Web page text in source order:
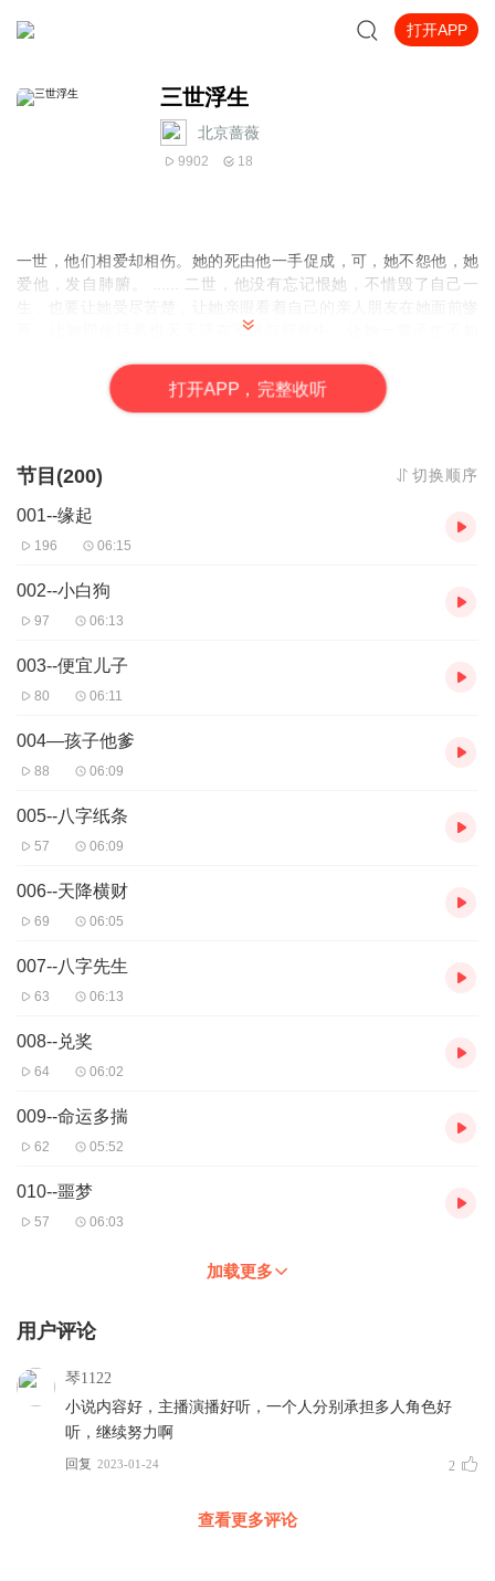
打开APP
三世浮生
北京蔷薇
9902 18
一世，他们相爱却相伤。她的死由他一手促成，可，她不怨他，她
爱他，发自肺腑。 ...... 二世，他没有忘记恨她，不惜毁了自己一
死，让她即使活着也天天活在恐惧与煎熬中，让她一辈子生不如
得善终，今生我要你死不瞑目！” 而她在这一世的最后一句话则
是：“我，梦三世，对天起誓，若我下世为人，定让他求千臣不得好
打开APP，完整收听
节目(200) 切换顺序
001--缘起
196 06:15
002--小白狗
97 06:13
003--便宜儿子
80 06:11
004—孩子他爹
88 06:09
005--八字纸条
57 06:09
006--天降横财
69 06:05
007--八字先生
63 06:13
008--兑奖
64 06:02
009--命运多揣
62 05:52
010--噩梦
57 06:03
加载更多
用户评论
琴1122
小说内容好，主播演播好听，一个人分别承担多人角色好
听，继续努力啊
回复 2023-01-24 2
查看更多评论